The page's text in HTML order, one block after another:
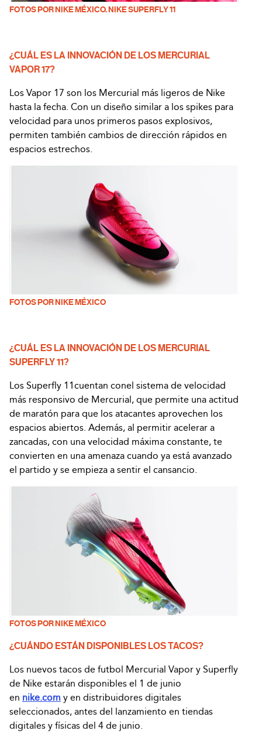
FOTOS POR NIKE MÉXICO. NIKE SUPERFLY 11
¿CUÁL ES LA INNOVACIÓN DE LOS MERCURIAL
VAPOR 17?
Los Vapor 17 son los Mercurial más ligeros de Nike
hasta la fecha. Con un diseño similar a los spikes para
velocidad para unos primeros pasos explosivos,
permiten también cambios de dirección rápidos en
espacios estrechos.
FOTOS POR NIKE MÉXICO
¿CUÁL ES LA INNOVACIÓN DE LOS MERCURIAL
SUPERFLY 11?
Los Superfly 11cuentan conel sistema de velocidad
más responsivo de Mercurial, que permite una actitud
de maratón para que los atacantes aprovechen los
espacios abiertos. Además, al permitir acelerar a
zancadas, con una velocidad máxima constante, te
convierten en una amenaza cuando ya está avanzado
el partido y se empieza a sentir el cansancio.
FOTOS POR NIKE MÉXICO
¿CUÁNDO ESTÁN DISPONIBLES LOS TACOS?
Los nuevos tacos de futbol Mercurial Vapor y Superfly
de Nike estarán disponibles el 1 de junio
en nike.com y en distribuidores digitales
seleccionados, antes del lanzamiento en tiendas
digitales y físicas del 4 de junio.